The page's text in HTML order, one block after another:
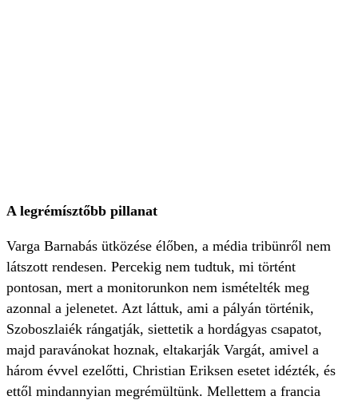
A legrémísztőbb pillanat
Varga Barnabás ütközése élőben, a média tribünről nem
látszott rendesen. Percekig nem tudtuk, mi történt
pontosan, mert a monitorunkon nem ismételték meg
azonnal a jelenetet. Azt láttuk, ami a pályán történik,
Szoboszlaiék rángatják, siettetik a hordágyas csapatot,
majd paravánokat hoznak, eltakarják Vargát, amivel a
három évvel ezelőtti, Christian Eriksen esetet idézték, és
ettől mindannyian megrémültünk. Mellettem a francia